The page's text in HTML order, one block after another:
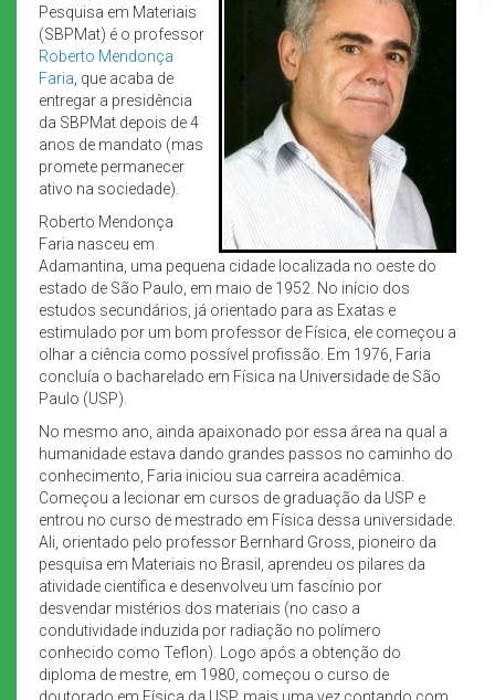
Pesquisa em Materiais
(SBPMat) é o professor
Roberto Mendonça
Faria , que acaba de
entregar a presidência
da SBPMat depois de 4
anos de mandato (mas
promete permanecer
ativo na sociedade).
Roberto Mendonça
Faria nasceu em
Adamantina, uma pequena cidade localizada no oeste do
estado de São Paulo, em maio de 1952. No início dos
estudos secundários, já orientado para as Exatas e
estimulado por um bom professor de Física, ele começou a
olhar a ciência como possível profissão. Em 1976, Faria
concluía o bacharelado em Física na Universidade de São
Paulo (USP).
No mesmo ano, ainda apaixonado por essa área na qual a
humanidade estava dando grandes passos no caminho do
conhecimento, Faria iniciou sua carreira acadêmica.
Começou a lecionar em cursos de graduação da USP e
entrou no curso de mestrado em Física dessa universidade.
Ali, orientado pelo professor Bernhard Gross, pioneiro da
pesquisa em Materiais no Brasil, aprendeu os pilares da
atividade científica e desenvolveu um fascínio por
desvendar mistérios dos materiais (no caso a
condutividade induzida por radiação no polímero
conhecido como Teflon). Logo após a obtenção do
diploma de mestre, em 1980, começou o curso de